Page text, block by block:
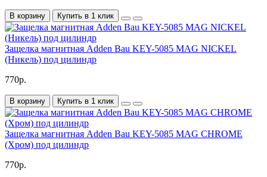
В корзину Купить в 1 клик
Защелка магнитная Adden Bau KEY-5085 MAG NICKEL
(Никель) под цилиндр
770р.
В корзину Купить в 1 клик
Защелка магнитная Adden Bau KEY-5085 MAG CHROME
(Хром) под цилиндр
770р.